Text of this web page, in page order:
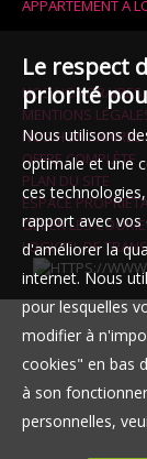
APPARTEMENT À
NOS HONORAIRES
MENTIONS
NOS HONORAIRES
OFFRE COMPLÈTE
PLAN DU SITE
ESPACE
GÉRER LES
LOGICIEL DE
Le respect
priorité
Nous utilisons
optimale et une
ces
rapport avec
d'améliorer la
internet. Nous
pour lesquelles
modifier à
cookies" en bas
à son
personnelles,